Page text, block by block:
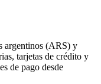
argentinos (ARS) y
tarjetas de crédito y
de pago desde